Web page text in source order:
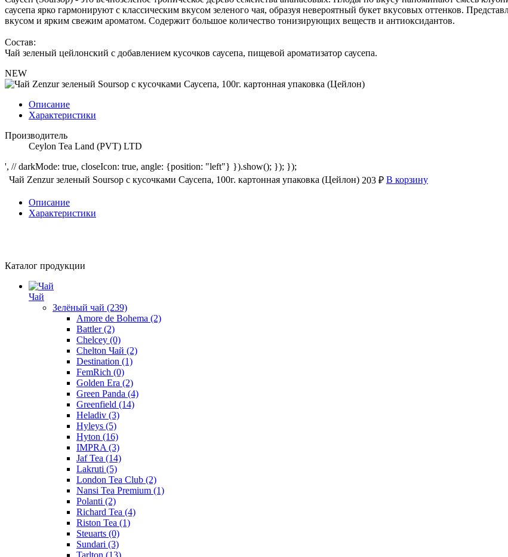
саусепа ярко гармонируют с классическим вкусом зеленого чая, образуя невероятный букет вкусовых оттенков.
вкусом и ярким свежим ароматом. Содержит большое количество тонизирующих веществ и антиоксидантов.
Состав:
Чай зеленый цейлонский с добавлением кусочков саусепа, пищевой ароматизатор саусепа.
NEW
Описание
Характеристики
Производитель
Ceylon Tea Land (PVT) LTD
', // darkMode: true, closeIcon: true, angle: {position: "left"} }).show(); }); });
Чай Zenzur зеленый Soursop с кусочками Саусепа, 100г. картонная упаковка (Цейлон) 203 ₽ В корзину
Описание
Характеристики
Каталог продукции
Чай
Зелёный чай (239)
Amore de Bohema (2)
Battler(2)
Chelcey (0)
Chelton Чай (2)
Destination (1)
FemRich (0)
Golden Era (2)
Green Panda (4)
Greenfield (14)
Heladiv (3)
Hyleys (5)
Hyton (16)
IMPRA (3)
Jaf Tea (14)
Lakruti (5)
London Tea Club (2)
Nansi Tea Premium (1)
Polanti (2)
Richard Tea (4)
Riston Tea (1)
Steuarts (0)
Sundari (3)
Tarlton (13)